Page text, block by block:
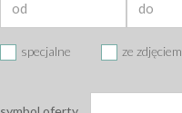
specjalne ze zdjęciem